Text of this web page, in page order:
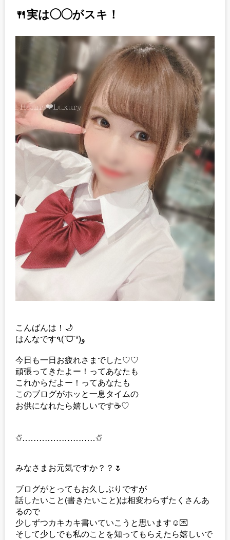
🍴実は◯◯がスキ！
こんばんは！🌙
はんなです٩(ˊᗜˋ*)و
今日も一日お疲れさまでした♡♡
頑張ってきたよー！ってあなたも
これからだよー！ってあなたも
このブログがホッと一息タイムの
お供になれたら嬉しいです☕️♡
✩⃛‥‥‥‥‥‥‥‥‥‥‥‥‥✩⃛
みなさまお元気ですか？？🌷
ブログがとってもお久しぶりですが
話したいこと(書きたいこと)は相変わらずたくさんあ
るので
少しずつカキカキ書いていこうと思います☺️💌
そして少しでも私のことを知ってもらえたら嬉しいで